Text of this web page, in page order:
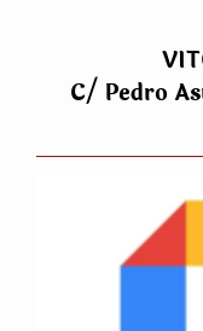
C/ Pedro